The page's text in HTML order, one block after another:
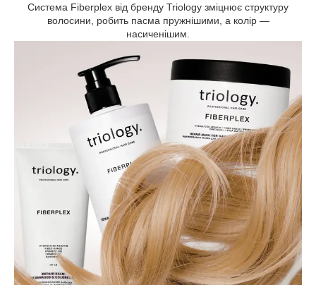
Система Fiberplex від бренду Triology зміцнює структуру
волосини, робить пасма пружнішими, а колір —
насиченішим.